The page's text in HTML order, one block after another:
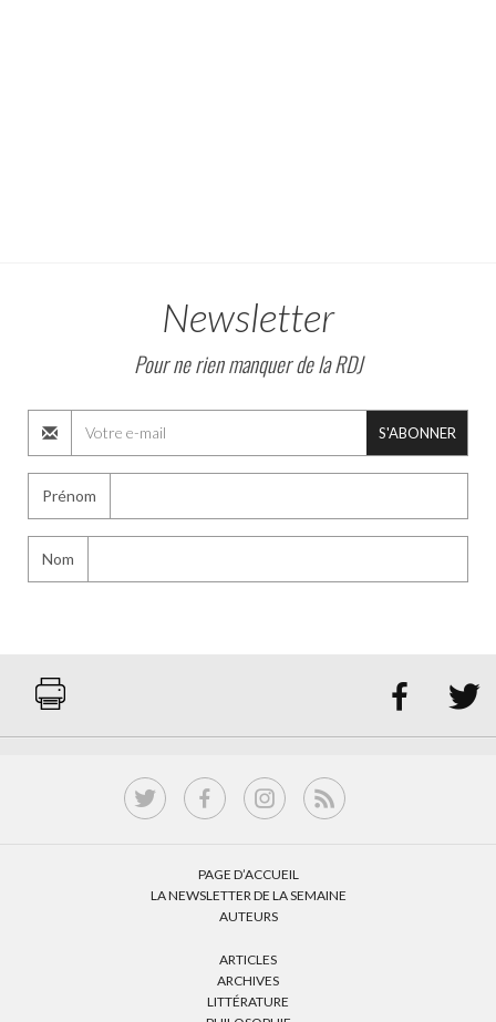
Newsletter
Pour ne rien manquer de la RDJ
S'ABONNER
Prénom
Nom
 
PAGE D’ACCUEIL
LA NEWSLETTER DE LA SEMAINE
AUTEURS
ARTICLES
ARCHIVES
LITTÉRATURE